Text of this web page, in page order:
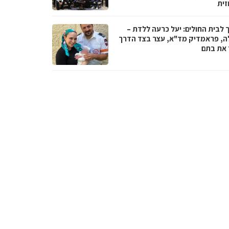
לבית החולים: יעל כרעה ללדת –
פראמדיק מד"א, עצר בצד הדרך
את בתם